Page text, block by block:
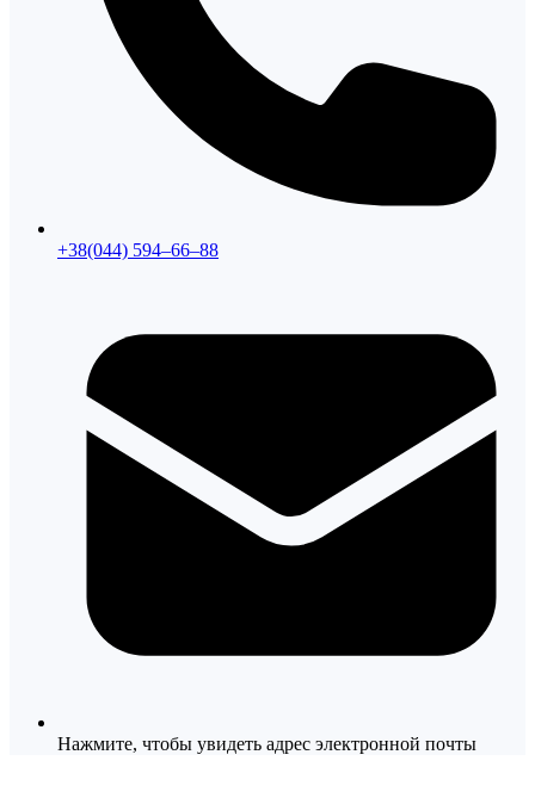
+38(044) 594–66–88
Нажмите, чтобы увидеть адрес электронной почты